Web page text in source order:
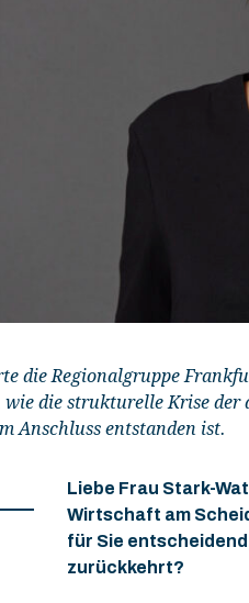
die Regionalgruppe
wie die strukturelle Krise
Anschluss entstanden ist.
Liebe Frau Stark-
Wirtschaft am
für Sie
zurückkehrt?